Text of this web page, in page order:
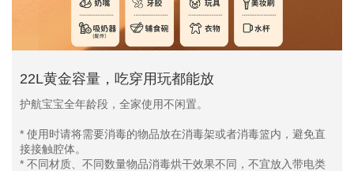
22L黄金容量，吃穿用玩都能放
护航宝宝全年龄段，全家使用不闲置。
* 使用时请将需要消毒的物品放在消毒架或者消毒篮内，避免直
接接触腔体。
* 不同材质、不同数量物品消毒烘干效果不同，不宜放入带电类